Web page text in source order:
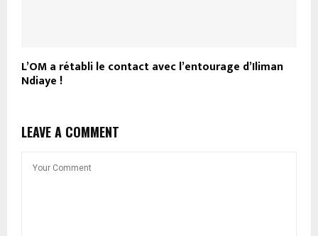
L’OM a rétabli le contact avec l’entourage d’Iliman
Ndiaye !
LEAVE A COMMENT